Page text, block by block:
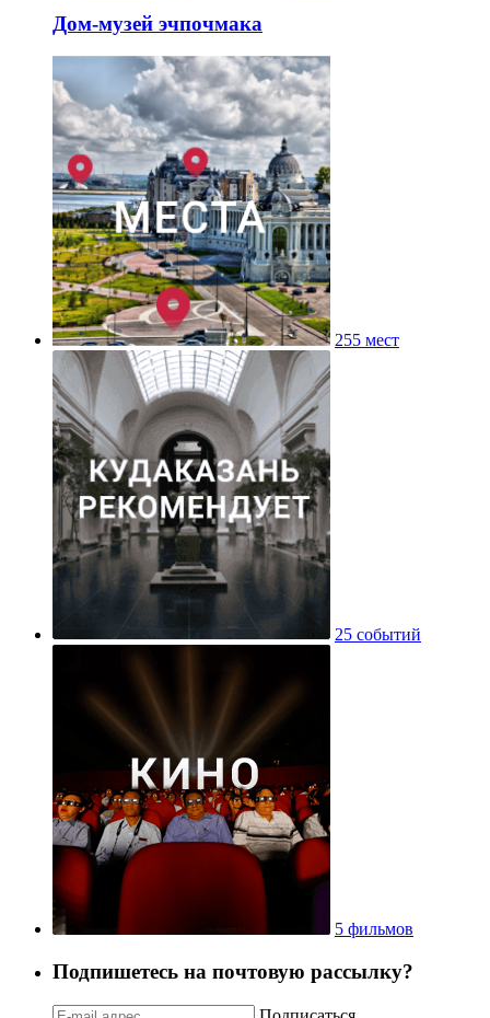
Дом-музей эчпочмака
255 мест
25 событий
5 фильмов
Подпишетесь на почтовую рассылку?